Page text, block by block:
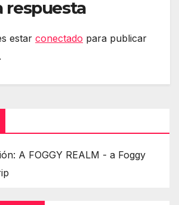
respuesta
estar conectado para publicar
A FOGGY REALM - a Foggy